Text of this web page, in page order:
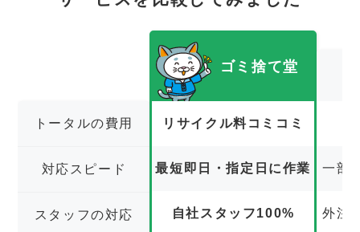
トータルの費用
対応スピード
スタッフの対応
ゴミ捨て堂
リサイクル料コミコミ
最短即日・指定日に作業
自社スタッフ100%
一部
外注